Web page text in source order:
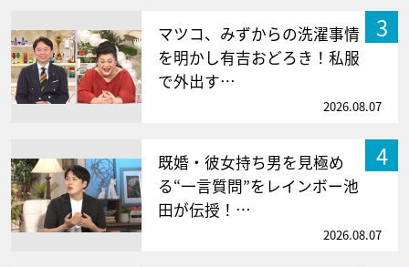
3
マツコ、みずからの洗濯事情
を明かし有吉おどろき！私服
で外出す…
2026.08.07
4
既婚・彼女持ち男を見極め
る“一言質問”をレインボー池
田が伝授！…
2026.08.07